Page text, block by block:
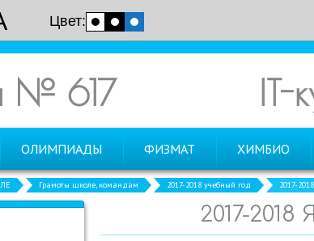
Цвет:
№ 617 IT-
ОЛИМПИАДЫ ФИЗМАТ ХИМБИО
Грамоты школе, командам 2017-2018 учебный год 2017-
2017-